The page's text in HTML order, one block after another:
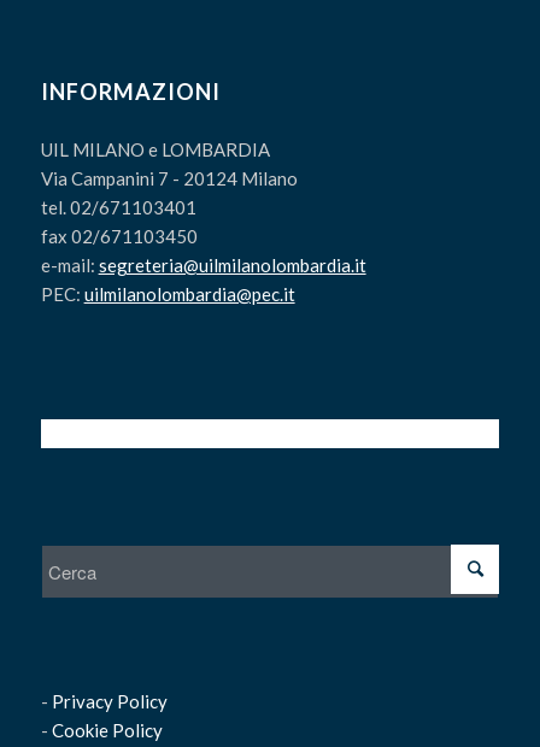
INFORMAZIONI
UIL MILANO e LOMBARDIA
Via Campanini 7 - 20124 Milano
tel. 02/671103401
fax 02/671103450
e-mail: segreteria@uilmilanolombardia.it
PEC: uilmilanolombardia@pec.it
- Privacy Policy
- Cookie Policy